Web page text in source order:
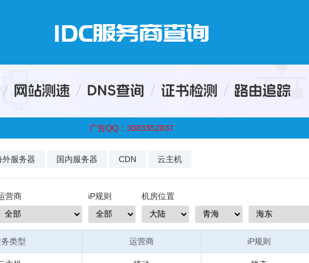
广告QQ：3083352837
外服务器 国内服务器 CDN 云主机
营商 iP规则
机房位置
类型 运营商 iP规则